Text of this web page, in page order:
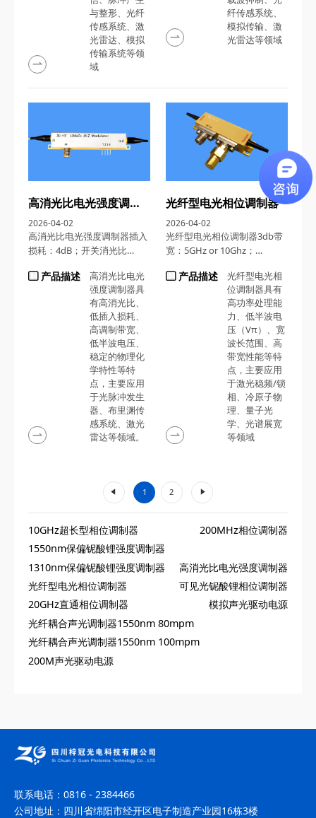
与整形、光纤
传感系统、激
光雷达、模拟
传输系统等领
域
纤传感系统、
模拟传输、激
光雷达等领域
高消光比电光强度调制器
2026-04-02
高消光比电光强度调制器插入
损耗：4dB；开关消光比
（-3dB）：2.5GHz
产品描述
高消光比电光
强度调制器具
有高消光比、
低插入损耗、
高调制带宽、
低半波电压、
稳定的物理化
学特性等特
点，主要应用
于光脉冲发生
器、布里渊传
感系统、激光
雷达等领域。
光纤型电光相位调制器
2026-04-02
光纤型电光相位调制器3db带
宽：5GHz or 10Ghz；
耗：≤4dB
产品描述
光纤型电光相
位调制器具有
高功率处理能
力、低半波电
压（Vπ）、宽
波长范围、高
带宽性能等特
点，主要应用
于激光稳频/锁
相、冷原子物
理、量子光
学、光谱展宽
等领域
1 2
10GHz超长型相位调制器
200MHz相位调制器
1550nm保偏铌酸锂强度调制器
1310nm保偏铌酸锂强度调制器
高消光比电光强度调制器
光纤型电光相位调制器
可见光铌酸锂相位调制器
20GHz直通相位调制器
模拟声光驱动电源
光纤耦合声光调制器1550nm 80mpm
光纤耦合声光调制器1550nm 100mpm
200M声光驱动电源
联系电话： 0816 - 2384466
公司地址： 四川省绵阳市经开区电子制造产业园16栋3楼